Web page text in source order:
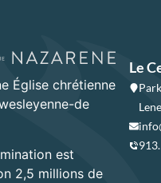
Église chrétienne
de
est
2,5 millions de
Le